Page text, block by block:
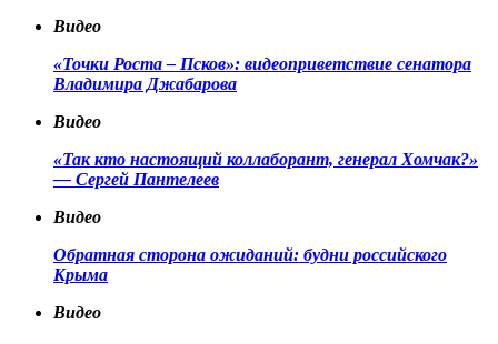
Видео
«Точки Роста – Псков»: видеоприветствие сенатора
Владимира Джабарова
Видео
«Так кто настоящий коллаборант, генерал Хомчак?»
— Сергей Пантелеев
Видео
Обратная сторона ожиданий: будни российского
Крыма
Видео